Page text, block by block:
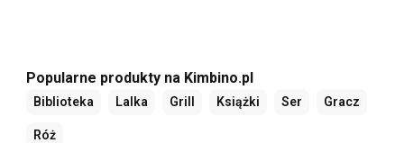
Popularne produkty na Kimbino.pl
Biblioteka Lalka Grill Książki Ser Gracz
Róż